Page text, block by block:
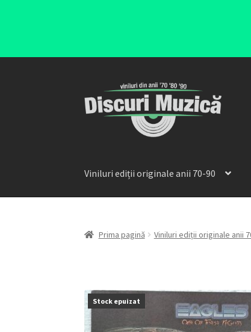
Viniluri ediții originale anii 70-90
Prima pagină Viniluri ediții originale anii
Stock epuizat